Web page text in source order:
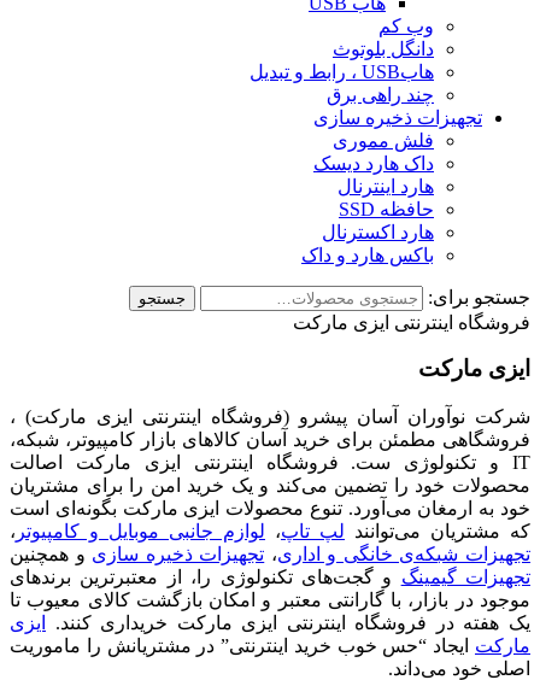
وب کم
دانگل بلوتوث
هابUSB ، رابط و تبدیل
چند راهی برق
تجهیزات ذخیره سازی
فلش مموری
داک هارد دیسک
هارد اینترنال
حافظه SSD
هارد اکسترنال
باکس هارد و داک
جستجو برای: جستجو
فروشگاه اینترنتی ایزی مارکت
ایزی مارکت
شرکت نوآوران آسان پیشرو (فروشگاه اینترنتی ایزی مارکت) ،
فروشگاهی مطمئن برای خرید آسان کالاهای بازار کامپیوتر، شبکه،
IT و تکنولوژی ست. فروشگاه اینترنتی ایزی مارکت اصالت
محصولات خود را تضمین می‌کند و یک خرید امن را برای مشتریان
خود به ارمغان می‌آورد. تنوع محصولات ایزی مارکت بگونه‌ای است
که مشتریان می‌توانند لپ تاپ، لوازم جانبی موبایل و کامپیوتر ،
تجهیزات شبکه‌ی خانگی و اداری، تجهیزات ذخیره سازی و همچنین
تجهیزات گیمینگ و گجت‌های تکنولوژی را، از معتبرترین برندهای
موجود در بازار، با گارانتی معتبر و امکان بازگشت کالای معیوب تا
یک هفته در فروشگاه اینترنتی ایزی مارکت خریداری کنند.
ایزی
مارکت ایجاد “حس خوب خرید اینترنتی” در مشتریانش را ماموریت
اصلی خود می‌داند.